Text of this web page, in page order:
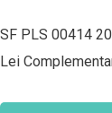
SF PLS 00414
Lei